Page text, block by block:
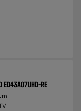
ED43A07UHD-RE